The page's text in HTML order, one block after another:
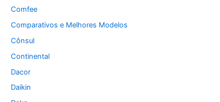
Comfee
Comparativos e Melhores Modelos
Cônsul
Continental
Dacor
Daikin